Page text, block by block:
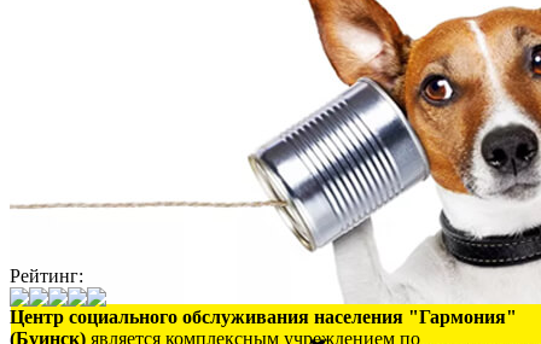
Рейтинг:
Центр социального обслуживания населения "Гармония"
(Буинск) является комплексным учреждением по